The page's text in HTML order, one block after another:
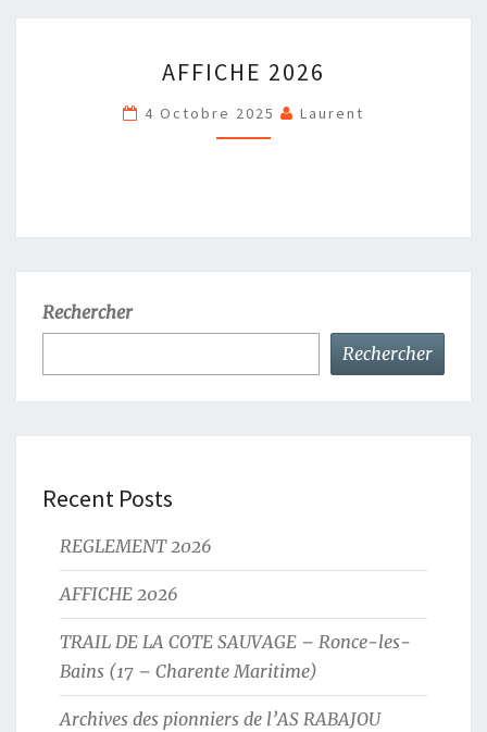
2026
AFFICHE 2026
4 Octobre 2025 Laurent
Rechercher
Rechercher
Recent Posts
REGLEMENT 2026
AFFICHE 2026
TRAIL DE LA COTE SAUVAGE – Ronce-les-
Bains (17 – Charente Maritime)
Archives des pionniers de l’AS RABAJOU